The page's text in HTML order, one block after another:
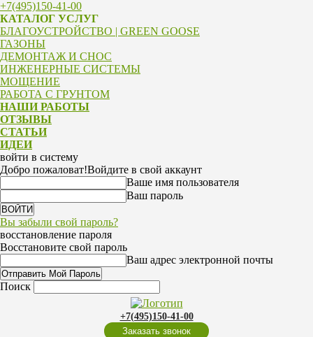
+7(495)150-41-00
КАТАЛОГ УСЛУГ
БЛАГОУСТРОЙСТВО | GREEN GOOSE
ГАЗОНЫ
ДЕМОНТАЖ И СНОС
ИНЖЕНЕРНЫЕ СИСТЕМЫ
МОЩЕНИЕ
РАБОТА С ГРУНТОМ
НАШИ РАБОТЫ
ОТЗЫВЫ
СТАТЬИ
ИДЕИ
войти в систему
Добро пожаловат!Войдите в свой аккаунт
Ваше имя пользователя
Ваш пароль
Вы забыли свой пароль?
восстановление пароля
Восстановите свой пароль
Ваш адрес электронной почты
Поиск
+7(495)150-41-00
Заказать звонок